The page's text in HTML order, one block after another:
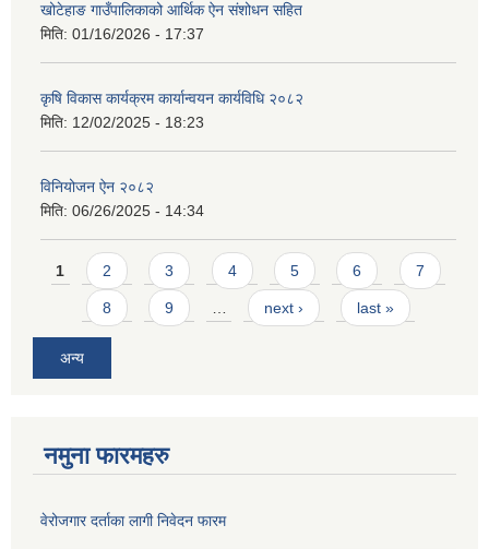
खोटेहाङ गाउँपालिकाको आर्थिक ऐन संशोधन सहित
मिति: 01/16/2026 - 17:37
कृषि विकास कार्यक्रम कार्यान्वयन कार्यविधि २०८२
मिति: 12/02/2025 - 18:23
विनियोजन ऐन २०८२
मिति: 06/26/2025 - 14:34
Pages
1 2 3 4 5 6 7
8 9 next › last »
अन्य
नमुना फारमहरु
वेरोजगार दर्ताका लागी निवेदन फारम